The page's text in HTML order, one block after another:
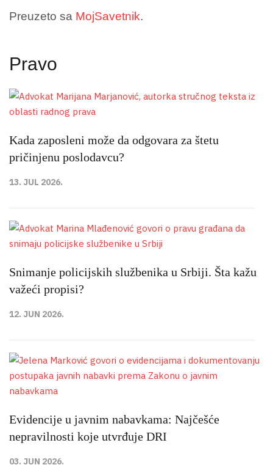
Preuzeto sa MojSavetnik.
Pravo
Kada zaposleni može da odgovara za štetu
pričinjenu poslodavcu?
13. JUL 2026.
Snimanje policijskih službenika u Srbiji. Šta kažu
važeći propisi?
12. JUN 2026.
Evidencije u javnim nabavkama: Najčešće
nepravilnosti koje utvrđuje DRI
03. JUN 2026.